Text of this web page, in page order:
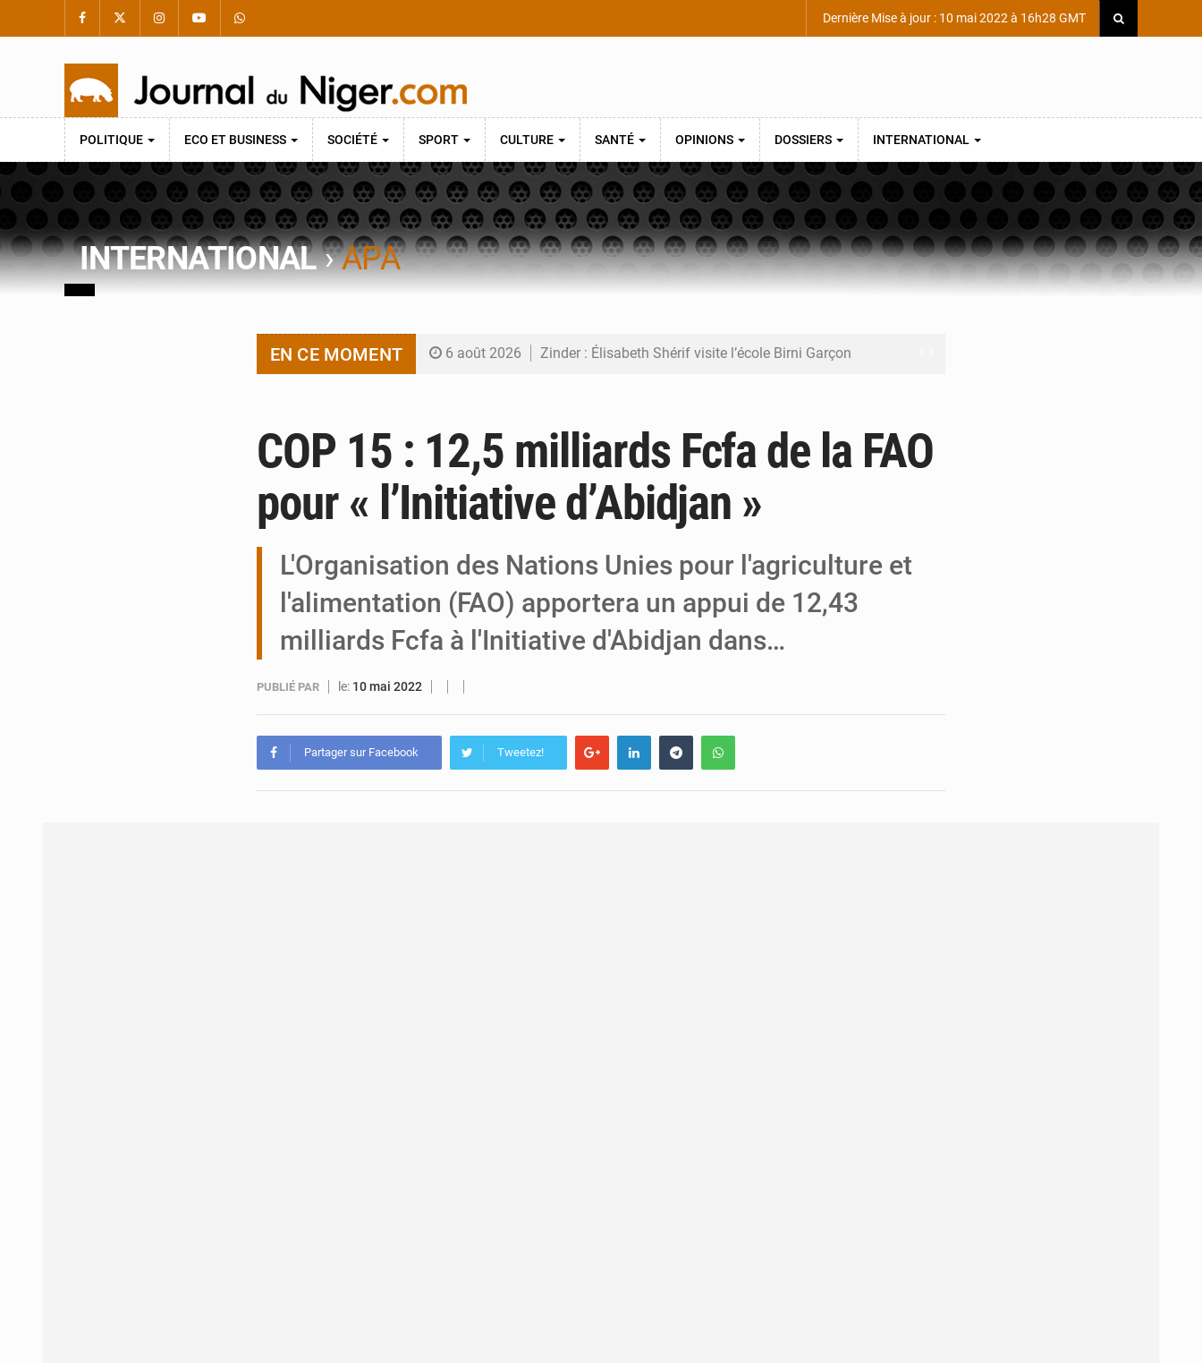
Dernière Mise à jour : 10 mai 2022 à 16h28 GMT
POLITIQUE ECO ET BUSINESS SOCIÉTÉ SPORT CULTURE SANTÉ OPINIONS DOSSIERS INTERNATIONAL
INTERNATIONAL›APA
EN CE MOMENT 6 août 2026 Zinder : Élisabeth Shérif visite l’école Birni Garçon
6 août 2026 Niger : Bilan à mi-parcours du Programme de Refondation
6 août 2026 Chasse aux gabegies à Niamey : 74 milliards de FCFA recouvrés par la COLDEFF
5 août 2026 Tibiri : le dialogue, nouveau terrain de jeu pour la paix
COP 15 : 12,5 milliards Fcfa de la FAO
pour « l’Initiative d’Abidjan »
L'Organisation des Nations Unies pour l'agriculture et
l'alimentation (FAO) apportera un appui de 12,43
milliards Fcfa à l'Initiative d'Abidjan dans…
PUBLIÉ PAR le: 10 mai 2022
Partager sur Facebook Tweetez!